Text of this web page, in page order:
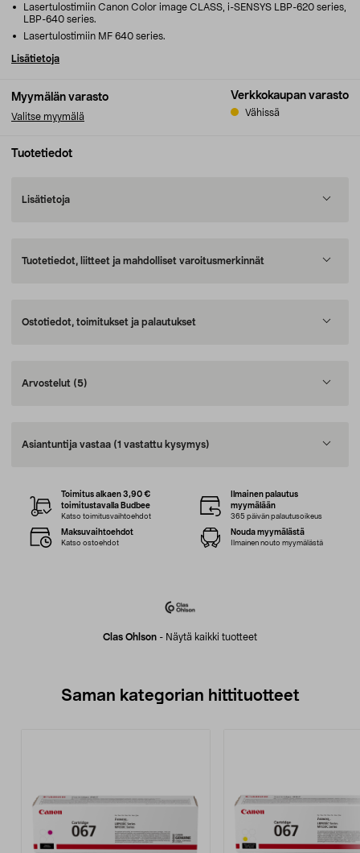
Myymälän varasto
Valitse myymälä
Verkkokaupan varasto
Vähissä
Lasertulostimiin Canon Color image CLASS, i-SENSYS LBP-620 series,
LBP-640 series.
Lasertulostimiin MF 640 series.
Lisätietoja
Tuotetiedot
Lisätietoja
Tuotetiedot, liitteet ja mahdolliset varoitusmerkinnät
Ostotiedot, toimitukset ja palautukset
Arvostelut (5)
Asiantuntija vastaa (1 vastattu kysymys)
Clas Ohlson - Näytä kaikki tuotteet
Toimitus alkaen 3,90 €
toimitustavalla Budbee
Katso toimitusvaihtoehdot
Ilmainen palautus
myymälään
365 päivän palautusoikeus
Maksuvaihtoehdot
Katso ostoehdot
Nouda myymälästä
Ilmainen nouto myymälästä
Saman kategorian hittituotteet